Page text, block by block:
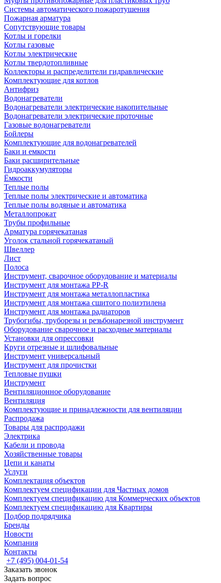
Системы автоматического пожаротушения
Пожарная арматура
Сопутствующие товары
Котлы и горелки
Котлы газовые
Котлы электрические
Котлы твердотопливные
Коллекторы и распределители гидравлические
Комплектующие для котлов
Антифриз
Водонагреватели
Водонагреватели электрические накопительные
Водонагреватели электрические проточные
Газовые водонагреватели
Бойлеры
Комплектующие для водонагревателей
Баки и емкости
Баки расширительные
Гидроаккумуляторы
Ёмкости
Теплые полы
Теплые полы электрические и автоматика
Теплые полы водяные и автоматика
Металлопрокат
Трубы профильные
Арматура горячекатаная
Уголок стальной горячекатаный
Швеллер
Лист
Полоса
Инструмент, сварочное оборудование и материалы
Инструмент для монтажа PP-R
Инструмент для монтажа металлопластика
Инструмент для монтажа сшитого полиэтилена
Инструмент для монтажа радиаторов
Трубогибы, труборезы и резьбонарезной инструмент
Оборудование сварочное и расходные материалы
Установки для опрессовки
Круги отрезные и шлифовальные
Инструмент универсальный
Инструмент для прочистки
Тепловые пушки
Инструмент
Вентиляционное оборудование
Вентиляция
Комплектующие и принадлежности для вентиляции
Распродажа
Товары для распродажи
Электрика
Кабели и провода
Хозяйственные товары
Цепи и канаты
Услуги
Комплектация объектов
Комплектуем спецификации для Частных домов
Комплектуем спецификацию для Коммерческих объектов
Комплектуем спецификацию для Квартиры
Подбор подрядчика
Бренды
Новости
Компания
Контакты
+7 (495) 004-01-54
Заказать звонок
Задать вопрос